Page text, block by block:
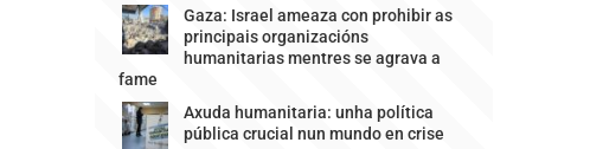
Gaza: Israel ameaza con prohibir as
principais organizacións
humanitarias mentres se agrava a
fame
Axuda humanitaria: unha política
pública crucial nun mundo en crise